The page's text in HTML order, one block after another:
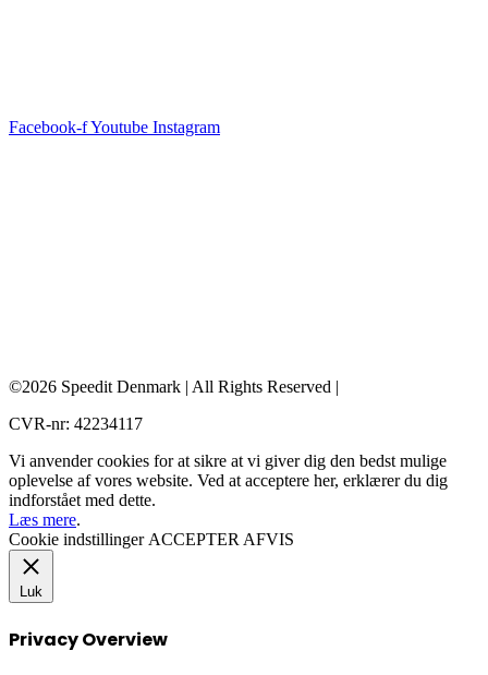
Facebook-fYoutube Instagram
©2026 Speedit Denmark | All Rights Reserved |
CVR-nr: 42234117
Vi anvender cookies for at sikre at vi giver dig den bedst mulige
oplevelse af vores website. Ved at acceptere her, erklærer du dig
indforstået med dette.
Læs mere.
Cookie indstillinger ACCEPTER AFVIS
Luk
Privacy Overview